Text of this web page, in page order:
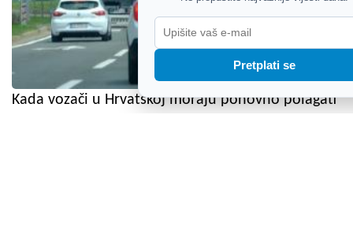
Kada vozači u Hrvatskoj moraju ponovno polagati
Pretplati se